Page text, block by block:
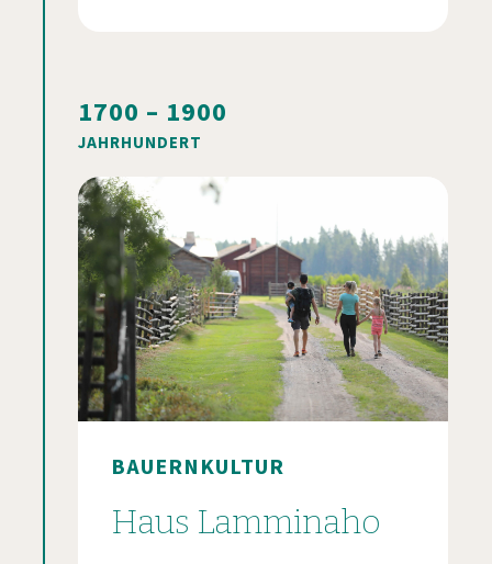
1700 – 1900
JAHRHUNDERT
BAUERNKULTUR
Haus Lamminaho